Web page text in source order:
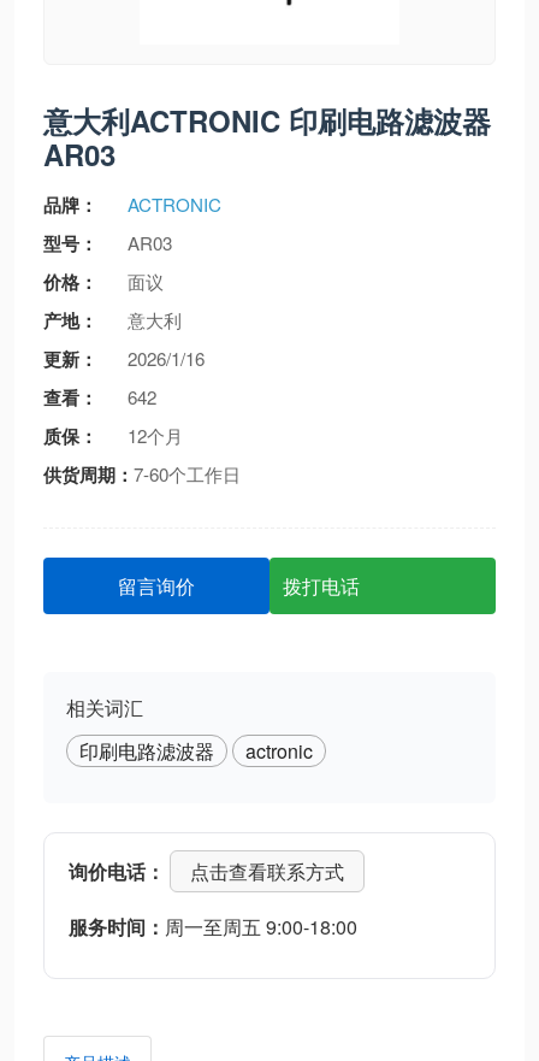
意大利ACTRONIC 印刷电路滤波器
AR03
品牌： ACTRONIC
型号： AR03
价格： 面议
产地： 意大利
更新： 2026/1/16
查看： 642
质保： 12个月
供货周期： 7-60个工作日
留言询价 拨打电话
相关词汇
印刷电路滤波器
actronic
询价电话：
点击查看联系方式
服务时间： 周一至周五 9:00-18:00